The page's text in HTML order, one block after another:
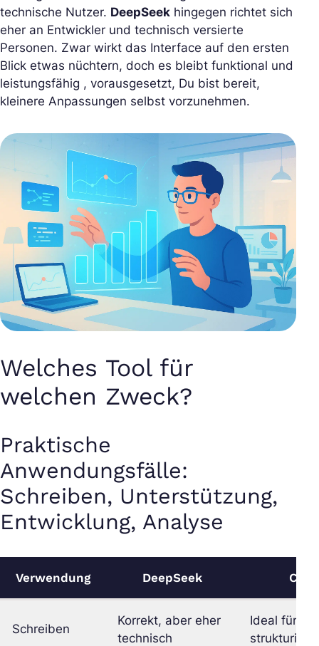
technische Nutzer. DeepSeek hingegen richtet sich
eher an Entwickler und technisch versierte
Personen. Zwar wirkt das Interface auf den ersten
Blick etwas nüchtern, doch es bleibt funktional und
leistungsfähig , vorausgesetzt, Du bist bereit,
kleinere Anpassungen selbst vorzunehmen.
Welches Tool für
welchen Zweck?
Praktische
Anwendungsfälle:
Schreiben, Unterstützung,
Entwicklung, Analyse
Verwendung DeepSeek
Schreiben
Korrekt, aber eher
technisch
Ideal für